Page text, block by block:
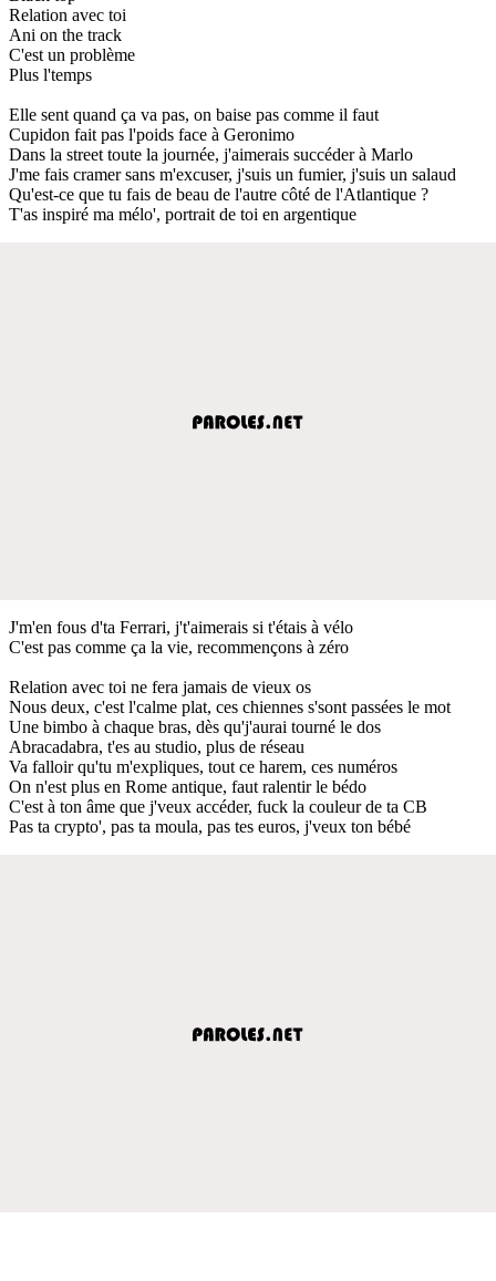
Relation avec toi
Ani on the track
C'est un problème
Plus l'temps
Elle sent quand ça va pas, on baise pas comme il faut
Cupidon fait pas l'poids face à Geronimo
Dans la street toute la journée, j'aimerais succéder à Marlo
J'me fais cramer sans m'excuser, j'suis un fumier, j'suis un salaud
Qu'est-ce que tu fais de beau de l'autre côté de l'Atlantique ?
T'as inspiré ma mélo', portrait de toi en argentique
J'm'en fous d'ta Ferrari, j't'aimerais si t'étais à vélo
C'est pas comme ça la vie, recommençons à zéro
Rеlation avec toi ne fera jamais dе vieux os
Nous deux, c'est l'calme plat, ces chiennes s'sont passées le mot
Une bimbo à chaque bras, dès qu'j'aurai tourné le dos
Abracadabra, t'es au studio, plus de réseau
Va falloir qu'tu m'expliques, tout ce harem, ces numéros
On n'est plus en Rome antique, faut ralentir le bédo
C'est à ton âme que j'veux accéder, fuck la couleur de ta CB
Pas ta crypto', pas ta moula, pas tes euros, j'veux ton bébé